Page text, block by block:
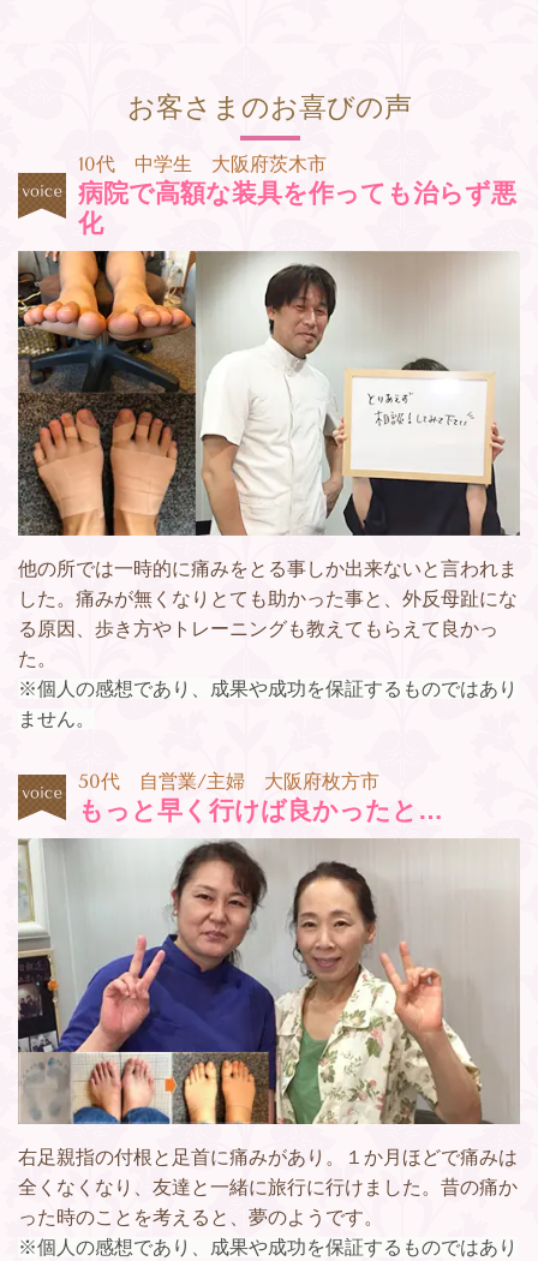
お客さまのお喜びの声
10代 中学生 大阪府茨木市
病院で高額な装具を作っても治らず悪
化
他の所では一時的に痛みをとる事しか出来ないと言われま
した。痛みが無くなりとても助かった事と、外反母趾にな
る原因、歩き方やトレーニングも教えてもらえて良かっ
た。
※個人の感想であり、成果や成功を保証するものではあり
ません。
50代 自営業/主婦 大阪府枚方市
もっと早く行けば良かったと…
右足親指の付根と足首に痛みがあり。１か月ほどで痛みは
全くなくなり、友達と一緒に旅行に行けました。昔の痛か
った時のことを考えると、夢のようです。
※個人の感想であり、成果や成功を保証するものではあり